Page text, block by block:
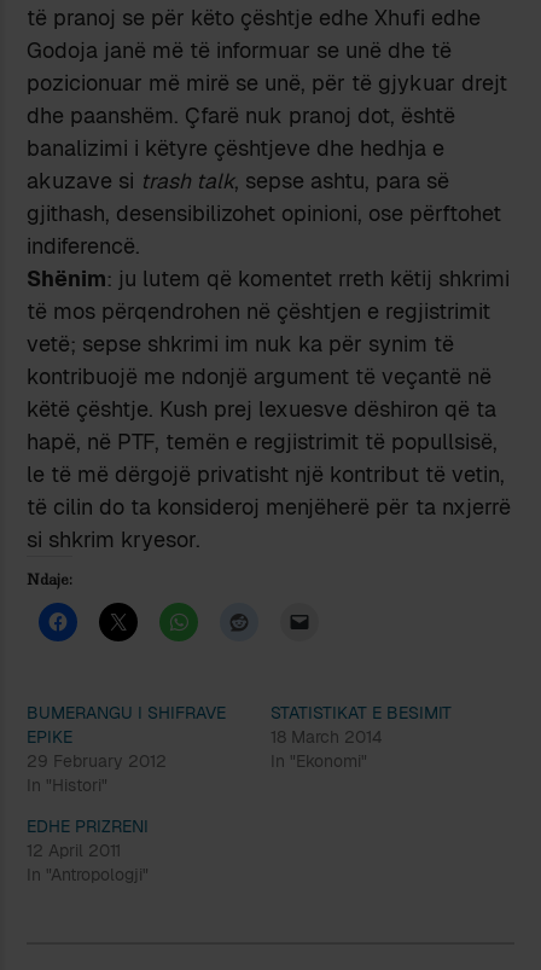
të pranoj se për këto çështje edhe Xhufi edhe
Godoja janë më të informuar se unë dhe të
pozicionuar më mirë se unë, për të gjykuar drejt
dhe paanshëm. Çfarë nuk pranoj dot, është
banalizimi i këtyre çështjeve dhe hedhja e
akuzave si trash talk, sepse ashtu, para së
gjithash, desensibilizohet opinioni, ose përftohet
indiferencë.
Shënim: ju lutem që komentet rreth këtij shkrimi
të mos përqendrohen në çështjen e regjistrimit
vetë; sepse shkrimi im nuk ka për synim të
kontribuojë me ndonjë argument të veçantë në
këtë çështje. Kush prej lexuesve dëshiron që ta
hapë, në PTF, temën e regjistrimit të popullsisë,
le të më dërgojë privatisht një kontribut të vetin,
të cilin do ta konsideroj menjëherë për ta nxjerrë
si shkrim kryesor.
Ndaje:
BUMERANGU I SHIFRAVE
EPIKE
29 February 2012
In "Histori"
STATISTIKAT E BESIMIT
18 March 2014
In "Ekonomi"
EDHE PRIZRENI
12 April 2011
In "Antropologji"